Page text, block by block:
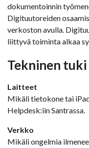
dokumentoinnin
Digituutoreiden
verkoston avulla.
liittyvä toiminta alkaa
Tekninen tuki
Laitteet
Mikäli tietokone tai
Helpdesk:iin Santrassa.
Verkko
Mikäli ongelmia